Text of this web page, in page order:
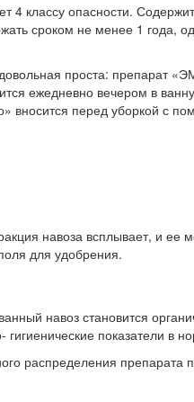
4 классу опасности.
сроком не менее 1 года,
проста: препарат
ежедневно вечером в
вносится перед уборкой с
навоза всплывает, и ее
для удобрения.
навоз становится
показатели в
распределения препарата